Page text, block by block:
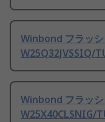
Winbond フラッ
W25Q32JVSSIQ/
Winbond フラッ
W25X40CLSNIG/